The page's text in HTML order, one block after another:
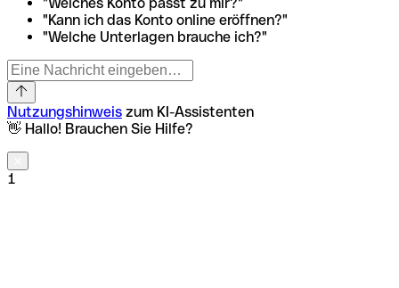
"Kann ich das Konto online eröffnen?"
"Welche Unterlagen brauche ich?"
Nutzungshinweis zum KI-Assistenten
👋 Hallo! Brauchen Sie Hilfe?
1